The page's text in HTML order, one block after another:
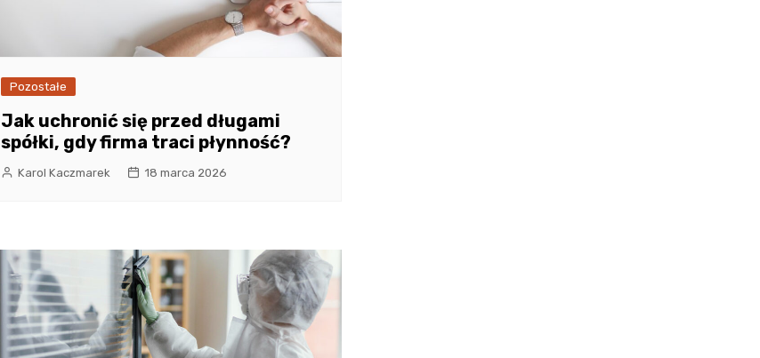
Pozostałe
Jak uchronić się przed długami
spółki, gdy firma traci płynność?
Karol Kaczmarek 18 marca 2026